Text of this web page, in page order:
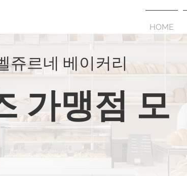
HOME
쥬르네 베이커리
가맹점 모